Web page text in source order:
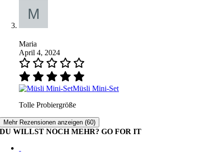
Maria
April 4, 2024
Müsli Mini-Set
Tolle Probiergröße
Mehr Rezensionen anzeigen (60)
DU WILLST NOCH MEHR? GO FOR IT